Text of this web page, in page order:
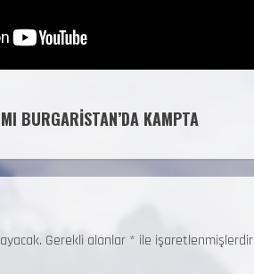
BURGARİSTAN’DA KAMPTA
Gerekli alanlar * ile işaretlenmişlerdir